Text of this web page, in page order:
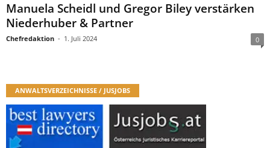
Manuela Scheidl und Gregor Biley verstärken
Niederhuber & Partner
Chefredaktion - 1. Juli 2024 0
ANWALTSVERZEICHNISSE / JUSJOBS